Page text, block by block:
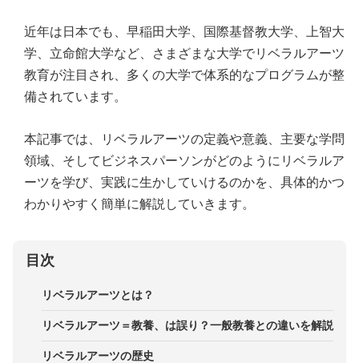
近年は日本でも、早稲田大学、国際基督教大学、上智大
学、立命館大学など、さまざまな大学でリベラルアーツ
教育が注目され、多くの大学で体系的なプログラムが整
備されています。
本記事では、リベラルアーツの定義や意義、主要な学問
領域、そしてビジネスパーソンがどのようにリベラルア
ーツを学び、実践に生かしていけるのかを、具体的かつ
わかりやすく簡単に解説していきます。
目次
リベラルアーツとは？
リベラルアーツ＝教養、は誤り？一般教養との違いを解説
リベラルアーツの歴史